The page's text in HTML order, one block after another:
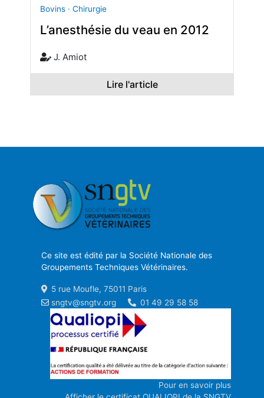
Bovins · Chirurgie
L’anesthésie du veau en 2012
J. Amiot
Lire l'article
Ce site est édité par la Société Nationale des
Groupements Techniques Vétérinaires.
5 rue Moufle, 75011 Paris
sngtv@sngtv.org
01 49 29 58 58
Pour en savoir plus